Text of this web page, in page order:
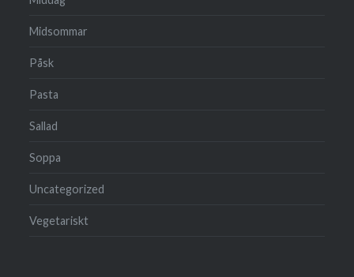
Midsommar
Påsk
Pasta
Sallad
Soppa
Uncategorized
Vegetariskt